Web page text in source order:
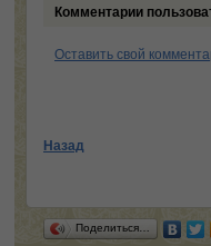
Комментарии
Оставить свой
Назад
Поделиться…